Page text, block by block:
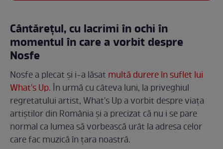
Cântărețul, cu lacrimi în ochi în
momentul în care a vorbit despre
Nosfe
Nosfe a plecat și i-a lăsat multă durere în suflet lui
What's Up. În urmă cu câteva luni, la priveghiul
regretatului artist, What's Up a vorbit despre viața
artiștilor din România și a precizat că nu i se pare
normal ca lumea să vorbească urât la adresa celor
care fac muzică în țara noastră.